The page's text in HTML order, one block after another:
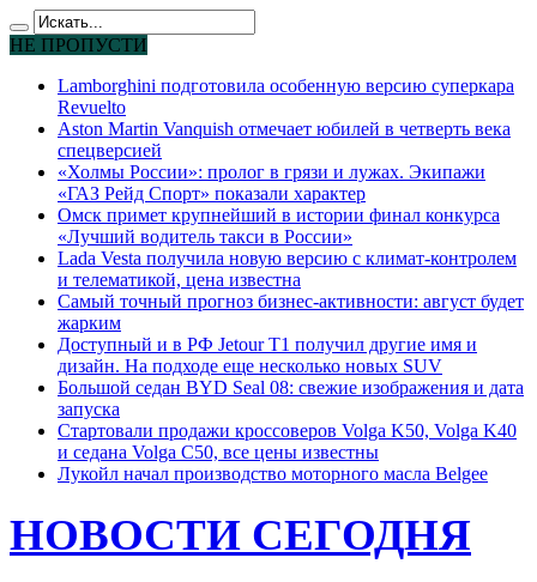
НЕ ПРОПУСТИ
Lamborghini подготовила особенную версию суперкара
Revuelto
Aston Martin Vanquish отмечает юбилей в четверть века
спецверсией
«Холмы России»: пролог в грязи и лужах. Экипажи
«ГАЗ Рейд Спорт» показали характер
Омск примет крупнейший в истории финал конкурса
«Лучший водитель такси в России»
Lada Vesta получила новую версию с климат-контролем
и телематикой, цена известна
Самый точный прогноз бизнес-активности: август будет
жарким
Доступный и в РФ Jetour T1 получил другие имя и
дизайн. На подходе еще несколько новых SUV
Большой седан BYD Seal 08: свежие изображения и дата
запуска
Стартовали продажи кроссоверов Volga K50, Volga K40
и седана Volga C50, все цены известны
Лукойл начал производство моторного масла Belgee
НОВОСТИ СЕГОДНЯ